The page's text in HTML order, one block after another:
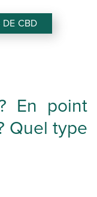
DE CBD
En point
Quel type